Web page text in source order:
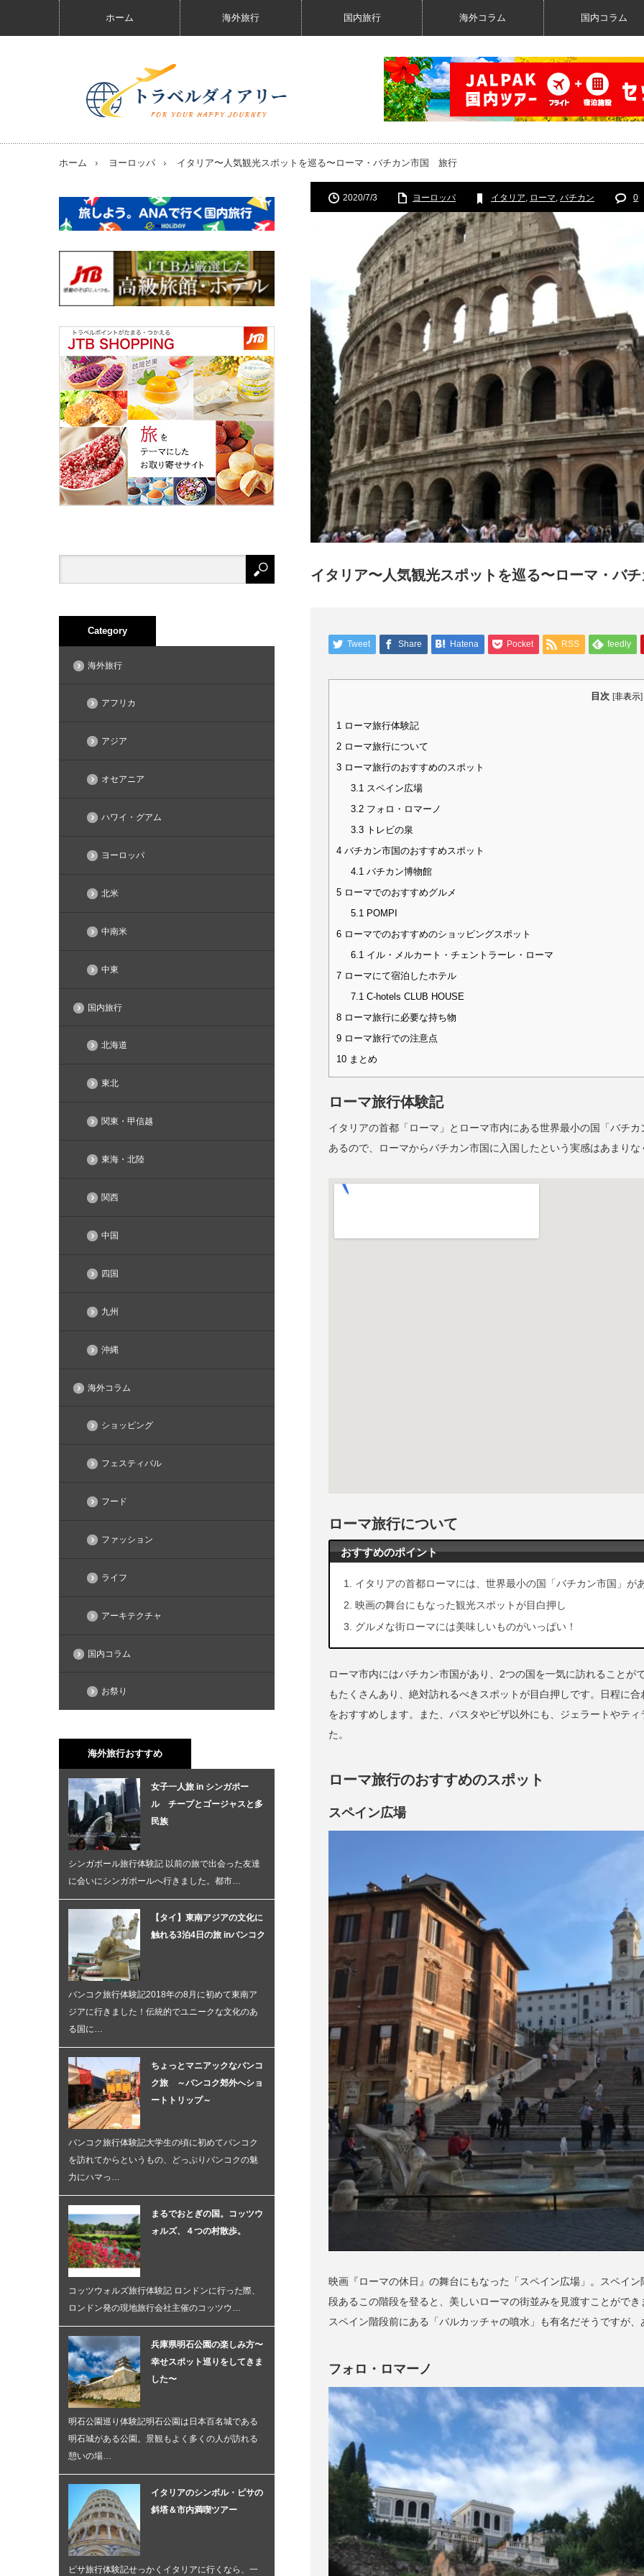
ホーム 海外旅行 国内旅行 海外コラム 国内コラム
ホーム ヨーロッパ イタリア〜人気観光スポットを巡る〜ローマ・バチカン市国 旅行
2020/7/3 ヨーロッパ イタリア, ローマ, バチカン 0
イタリア〜人気観光スポットを巡る〜ローマ・バ
Tweet Share Hatena Pocket RSS feedly
目次 [非表示]
1 ローマ旅行体験記
2 ローマ旅行について
3 ローマ旅行のおすすめのスポット
3.1スペイン広場
3.2フォロ・ロマーノ
3.3トレビの泉
4 バチカン市国のおすすめスポット
4.1バチカン博物館
5 ローマでのおすすめグルメ
5.1POMPI
6 ローマでのおすすめのショッピングスポット
6.1イル・メルカート・チェントラーレ・ローマ
7 ローマにて宿泊したホテル
7.1C-hotels CLUB HOUSE
8 ローマ旅行に必要な持ち物
9 ローマ旅行での注意点
10 まとめ
ローマ旅行体験記
イタリアの首都「ローマ」とローマ市内にある世界最小の国「バチ
あるので、ローマからバチカン市国に入国したという実感はあまり
ローマ旅行について
おすすめのポイント
イタリアの首都ローマには、世界最小の国「バチカン市国」が
映画の舞台にもなった観光スポットが目白押し
グルメな街ローマには美味しいものがいっぱい！
ローマ市内にはバチカン市国があり、2つの国を一気に訪れること
もたくさんあり、絶対訪れるべきスポットが目白押しです。日程に
をおすすめします。また、パスタやピザ以外にも、ジェラートやテ
た。
ローマ旅行のおすすめのスポット
スペイン広場
映画『ローマの休日』の舞台にもなった「スペイン広場」。スペイ
段あるこの階段を登ると、美しいローマの街並みを見渡すことができ
スペイン階段前にある「バルカッチャの噴水」も有名だそうですが
フォロ・ロマーノ
Category
海外旅行
アフリカ
アジア
オセアニア
ハワイ・グアム
ヨーロッパ
北米
中南米
中東
国内旅行
北海道
東北
関東・甲信越
東海・北陸
関西
中国
四国
九州
沖縄
海外コラム
ショッピング
フェスティバル
フード
ファッション
ライフ
アーキテクチャ
国内コラム
お祭り
海外旅行おすすめ
女子一人旅 in シンガポー
ル チープとゴージャスと多
民族
シンガポール旅行体験記 以前の旅で出会った友達
に会いにシンガポールへ行きました。都市…
【タイ】東南アジアの文化に
触れる3泊4日の旅 inバンコク
バンコク旅行体験記2018年の8月に初めて東南ア
ジアに行きました！伝統的でユニークな文化のあ
る国に…
ちょっとマニアックなバンコ
ク旅 ～バンコク郊外へショ
ートトリップ～
バンコク旅行体験記大学生の頃に初めてバンコク
を訪れてからというもの、どっぷりバンコクの魅
力にハマっ…
まるでおとぎの国。コッツウ
ォルズ、４つの村散歩。
コッツウォルズ旅行体験記 ロンドンに行った際、
ロンドン発の現地旅行会社主催のコッツウ…
兵庫県明石公園の楽しみ方〜
幸せスポット巡りをしてきま
した〜
明石公園巡り体験記明石公園は日本百名城である
明石城がある公園。景観もよく多くの人が訪れる
憩いの場…
イタリアのシンボル・ピサの
斜塔＆市内満喫ツアー
ピサ旅行体験記せっかくイタリアに行くなら、一